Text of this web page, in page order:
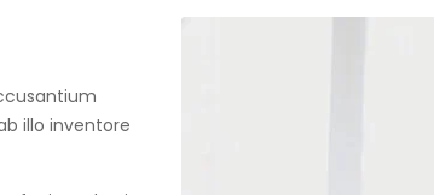
illo inventore